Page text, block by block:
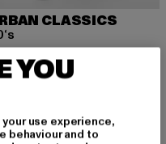
CLASSICS
33,99prijs: EUR 33,99
EUR 49,99Actieprijs:
-38%
YOU
use experience,
behaviour and to